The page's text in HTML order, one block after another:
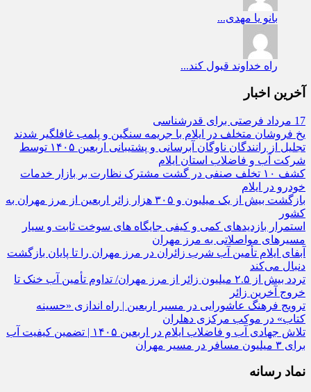
بانو یا مهدی...
راه خداوند قبول کند...
آخرین اخبار
17 مرداد فرصتی برای قدرشناسی
یخ‌ فروشان متخلف در ایلام با جریمه سنگین و پلمب غافلگیر شدند
تجلیل از رانندگان ناوگان آبرسانی و پشتیبانی اربعین ۱۴۰۵ توسط
شرکت آب و فاضلاب استان ایلام
کشف ۱۰ تخلف صنفی در گشت مشترک نظارت بر بازار خدمات
خودرو در ایلام
بازگشت بیش از یک میلیون و ۳۰۵ هزار زائر اربعین از مرز مهران به
کشور
استمرار بازدیدهای کمی و کیفی جایگاه‌ های سوخت ثابت و سیار
مسیرهای مواصلاتی به مرز مهران
آبفای ایلام تأمین آب شرب زائران در مرز مهران را تا پایان بازگشت
دنبال می‌کند
تردد بیش از ۲.۵ میلیون زائر از مرز مهران/ تداوم تأمین آب خنک تا
خروج آخرین زائر
ترویج فرهنگ عاشورایی در مسیر اربعین | راه‌ اندازی «حسینه
کتاب» در موکب مرکزی دهلران
تلاش جهادی آب و فاضلاب ایلام در اربعین ۱۴۰۵ | تضمین کیفیت آب
برای ۳ میلیون مسافر در مسیر مهران
نماد رسانه